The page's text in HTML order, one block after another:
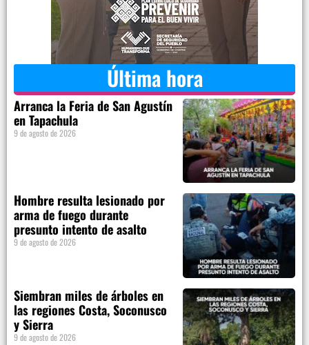
Última hora
Arranca la Feria de San Agustín
en Tapachula
9 de agosto de 2026
Hombre resulta lesionado por
arma de fuego durante
presunto intento de asalto
9 de agosto de 2026
Siembran miles de árboles en
las regiones Costa, Soconusco
y Sierra
9 de agosto de 2026